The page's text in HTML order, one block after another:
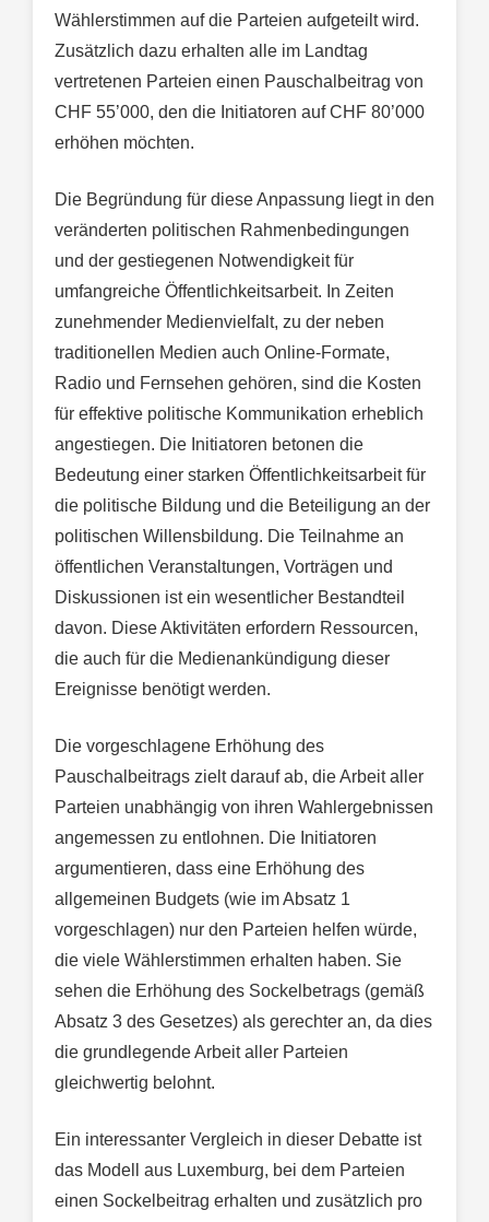
Wählerstimmen auf die Parteien aufgeteilt wird.
Zusätzlich dazu erhalten alle im Landtag
vertretenen Parteien einen Pauschalbeitrag von
CHF 55’000, den die Initiatoren auf CHF 80’000
erhöhen möchten.
Die Begründung für diese Anpassung liegt in den
veränderten politischen Rahmenbedingungen
und der gestiegenen Notwendigkeit für
umfangreiche Öffentlichkeitsarbeit. In Zeiten
zunehmender Medienvielfalt, zu der neben
traditionellen Medien auch Online-Formate,
Radio und Fernsehen gehören, sind die Kosten
für effektive politische Kommunikation erheblich
angestiegen. Die Initiatoren betonen die
Bedeutung einer starken Öffentlichkeitsarbeit für
die politische Bildung und die Beteiligung an der
politischen Willensbildung. Die Teilnahme an
öffentlichen Veranstaltungen, Vorträgen und
Diskussionen ist ein wesentlicher Bestandteil
davon. Diese Aktivitäten erfordern Ressourcen,
die auch für die Medienankündigung dieser
Ereignisse benötigt werden.
Die vorgeschlagene Erhöhung des
Pauschalbeitrags zielt darauf ab, die Arbeit aller
Parteien unabhängig von ihren Wahlergebnissen
angemessen zu entlohnen. Die Initiatoren
argumentieren, dass eine Erhöhung des
allgemeinen Budgets (wie im Absatz 1
vorgeschlagen) nur den Parteien helfen würde,
die viele Wählerstimmen erhalten haben. Sie
sehen die Erhöhung des Sockelbetrags (gemäß
Absatz 3 des Gesetzes) als gerechter an, da dies
die grundlegende Arbeit aller Parteien
gleichwertig belohnt.
Ein interessanter Vergleich in dieser Debatte ist
das Modell aus Luxemburg, bei dem Parteien
einen Sockelbeitrag erhalten und zusätzlich pro